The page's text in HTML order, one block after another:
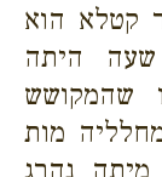
קטלא הוא
שעה היתה
שהמקושש
מות